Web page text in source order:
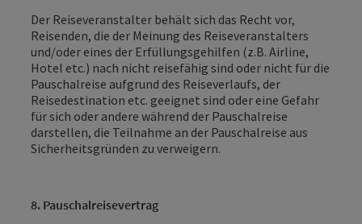
Der Reiseveranstalter behält sich das Recht vor,
Reisenden, die der Meinung des Reiseveranstalters
und/oder eines der Erfüllungsgehilfen (z.B. Airline,
Hotel etc.) nach nicht reisefähig sind oder nicht für die
Pauschalreise aufgrund des Reiseverlaufs, der
Reisedestination etc. geeignet sind oder eine Gefahr
für sich oder andere während der Pauschalreise
darstellen, die Teilnahme an der Pauschalreise aus
Sicherheitsgründen zu verweigern.
8. Pauschalreisevertrag